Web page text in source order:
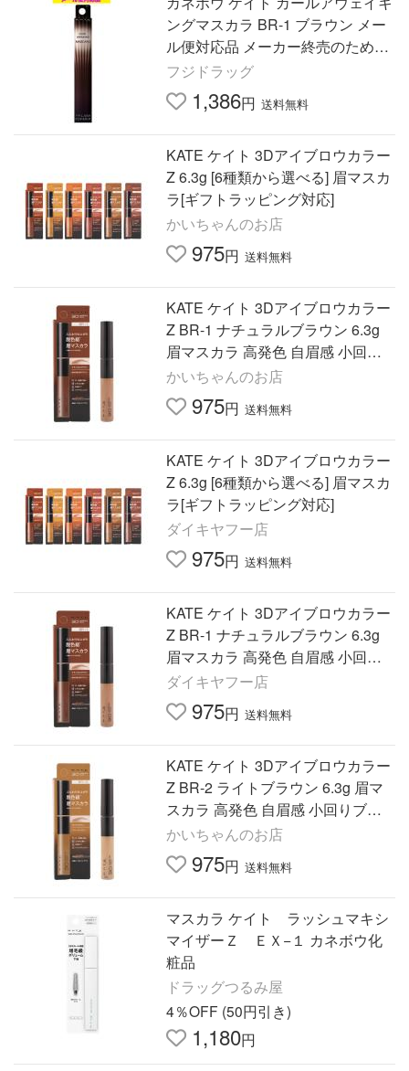
ングマスカラ BR-1 ブラウン メー
ル便対応品 メーカー終売のため在
庫限り
フジドラッグ
1,386円 送料無料
KATE ケイト 3Dアイブロウカラー
Z 6.3g [6種類から選べる] 眉マスカ
ラ[ギフトラッピング対応]
かいちゃんのお店
975円 送料無料
KATE ケイト 3Dアイブロウカラー
Z BR-1 ナチュラルブラウン 6.3g
眉マスカラ 高発色 自眉感 小回り
ブラシ[ギフトラッピング対応]
かいちゃんのお店
975円 送料無料
KATE ケイト 3Dアイブロウカラー
Z 6.3g [6種類から選べる] 眉マスカ
ラ[ギフトラッピング対応]
ダイキヤフー店
975円 送料無料
KATE ケイト 3Dアイブロウカラー
Z BR-1 ナチュラルブラウン 6.3g
眉マスカラ 高発色 自眉感 小回り
ブラシ[ギフトラッピング対応]
ダイキヤフー店
975円 送料無料
KATE ケイト 3Dアイブロウカラー
Z BR-2 ライトブラウン 6.3g 眉マ
スカラ 高発色 自眉感 小回りブラ
シ[ギフトラッピング対応]
かいちゃんのお店
975円 送料無料
マスカラ ケイト ラッシュマキシ
マイザーＺ ＥＸ−１ カネボウ化
粧品
ドラッグつるみ屋
4％OFF (50円引き)
1,180円